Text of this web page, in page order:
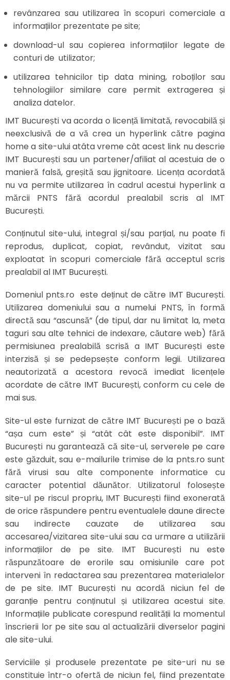
revânzarea sau utilizarea în scopuri comerciale a
informațiilor prezentate pe site;
download-ul sau copierea informațiilor legate de
conturi de utilizator;
utilizarea tehnicilor tip data mining, roboților sau
tehnologiilor similare care permit extragerea și
analiza datelor.
IMT București va acorda o licență limitată, revocabilă și
neexclusivă de a vă crea un hyperlink către pagina
home a site-ului atâta vreme cât acest link nu descrie
IMT București sau un partener/afiliat al acestuia de o
manieră falsă, greșită sau jignitoare. Licența acordată
nu va permite utilizarea în cadrul acestui hyperlink a
mărcii PNTS fără acordul prealabil scris al IMT
București.
Conținutul site-ului, integral și/sau parțial, nu poate fi
reprodus, duplicat, copiat, revândut, vizitat sau
exploatat în scopuri comerciale fără acceptul scris
prealabil al IMT București.
Domeniul pnts.ro este deținut de către IMT București.
Utilizarea domeniului sau a numelui PNTS, în formă
directă sau “ascunsă” (de tipul, dar nu limitat la, meta
taguri sau alte tehnici de indexare, căutare web) fără
permisiunea prealabilă scrisă a IMT București este
interzisă și se pedepsește conform legii. Utilizarea
neautorizată a acestora revocă imediat licențele
acordate de către IMT București, conform cu cele de
mai sus.
Site-ul este furnizat de către IMT București pe o bază
“așa cum este” și “atât cât este disponibil”. IMT
București nu garantează că site-ul, serverele pe care
este găzduit, sau e-mailurile trimise de la pnts.ro sunt
fără virusi sau alte componente informatice cu
caracter potential dăunător. Utilizatorul folosește
site-ul pe riscul propriu, IMT București fiind exonerată
de orice răspundere pentru eventualele daune directe
sau indirecte cauzate de utilizarea sau
accesarea/vizitarea site-ului sau ca urmare a utilizării
informațiilor de pe site. IMT București nu este
răspunzătoare de erorile sau omisiunile care pot
interveni în redactarea sau prezentarea materialelor
de pe site. IMT București nu acordă niciun fel de
garanție pentru conținutul și utilizarea acestui site.
Informațiile publicate corespund realității la momentul
înscrierii lor pe site sau al actualizării diverselor pagini
ale site-ului.
Serviciile și produsele prezentate pe site-uri nu se
constituie într-o ofertă de niciun fel, fiind prezentate